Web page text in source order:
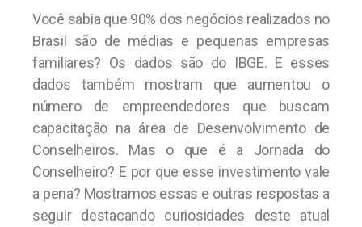
Você sabia que 90% dos negócios realizados no
Brasil são de médias e pequenas empresas
familiares? Os dados são do IBGE. E esses
dados também mostram que aumentou o
número de empreendedores que buscam
capacitação na área de Desenvolvimento de
Conselheiros. Mas o que é a Jornada do
Conselheiro? E por que esse investimento vale
a pena? Mostramos essas e outras respostas a
seguir destacando curiosidades deste atual